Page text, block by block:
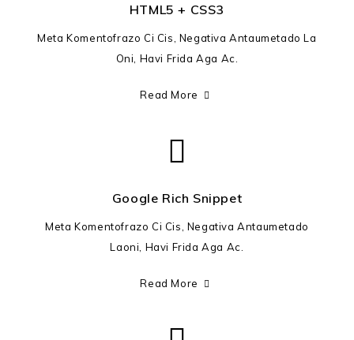
HTML5 + CSS3
Meta Komentofrazo Ci Cis, Negativa Antaumetado La
Oni, Havi Frida Aga Ac.
Read More
Google Rich Snippet
Meta Komentofrazo Ci Cis, Negativa Antaumetado
Laoni, Havi Frida Aga Ac.
Read More